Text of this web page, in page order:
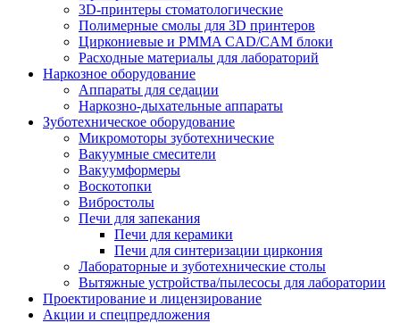
3D-принтеры стоматологические
Полимерные смолы для 3D принтеров
Циркониевые и PMMA CAD/CAM блоки
Расходные материалы для лабораторий
Наркозное оборудование
Аппараты для седации
Наркозно-дыхательные аппараты
Зуботехническое оборудование
Микромоторы зуботехнические
Вакуумные смесители
Вакуумформеры
Воскотопки
Вибростолы
Печи для запекания
Печи для керамики
Печи для синтеризации циркония
Лабораторные и зуботехнические столы
Вытяжные устройства/пылесосы для лаборатории
Проектирование и лицензирование
Акции и спецпредложения